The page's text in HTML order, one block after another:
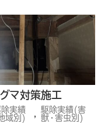
マ対策施工
実績
域別)
,
駆除実績(害
獣・害虫別)